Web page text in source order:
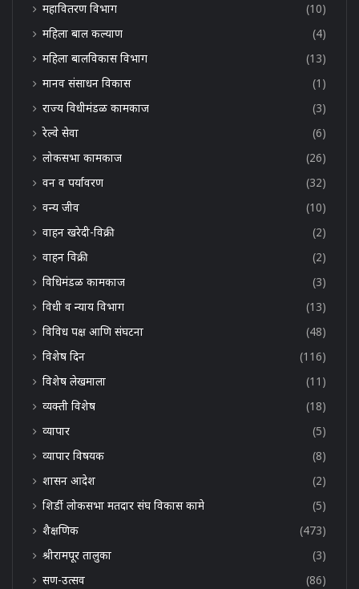
महावितरण विभाग
(10)
महिला बाल कल्याण
(4)
महिला बालविकास विभाग
(13)
मानव संसाधन विकास
(1)
राज्य विधीमंडळ कामकाज
(3)
रेल्वे सेवा
(6)
लोकसभा कामकाज
(26)
वन व पर्यावरण
(32)
वन्य जीव
(10)
वाहन खरेदी-विक्री
(2)
वाहन विक्री
(2)
विधिमंडळ कामकाज
(3)
विधी व न्याय विभाग
(13)
विविध पक्ष आणि संघटना
(48)
विशेष दिन
(116)
विशेष लेखमाला
(11)
व्यक्ती विशेष
(18)
व्यापार
(5)
व्यापार विषयक
(8)
शासन आदेश
(2)
शिर्डी लोकसभा मतदार संघ विकास कामे
(5)
शैक्षणिक
(473)
श्रीरामपूर तालुका
(3)
सण-उत्सव
(86)